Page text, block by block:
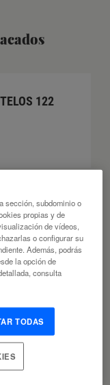
122
sección, subdominio o
propias y de
de vídeos,
o configurar su
Además, podrás
la opción de
consulta
TODAS